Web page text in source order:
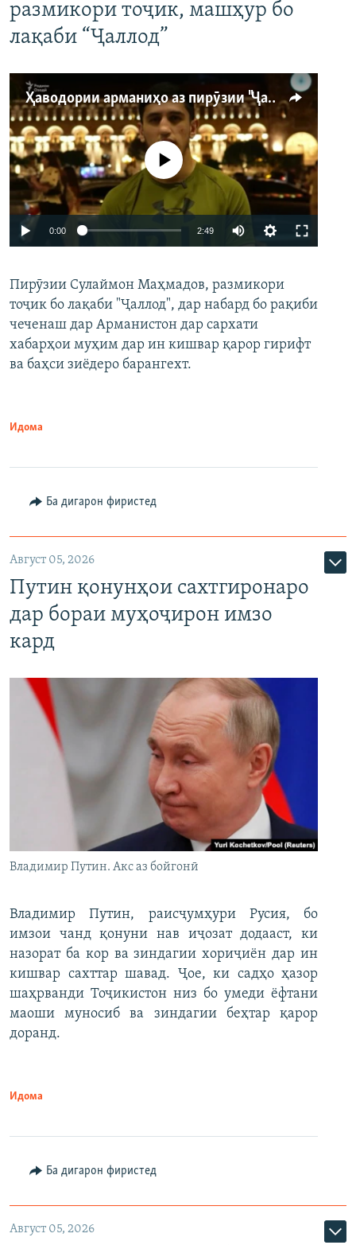
размикори тоҷик, машҳур бо
лақаби “Ҷаллод”
Ҳаводории арманиҳо аз пирӯзии "Ҷаллод"-и тоҷик
Auto 240p 360p 480p
720p 1080p
Феълан кор намекунад
0:00 2:49
360p
480p
Пирӯзии Сулаймон Маҳмадов, размикори
тоҷик бо лақаби "Ҷаллод", дар набард бо рақиби
чеченаш дар Арманистон дар сархати
хабарҳои муҳим дар ин кишвар қарор гирифт
ва баҳси зиёдеро барангехт.
Идома
Ба дигарон фиристед
Август 05, 2026
Путин қонунҳои сахтгиронаро
дар бораи муҳоҷирон имзо
кард
Владимир Путин. Акс аз бойгонӣ
Владимир Путин, раисҷумҳури Русия, бо
имзои чанд қонуни нав иҷозат додааст, ки
назорат ба кор ва зиндагии хориҷиён дар ин
кишвар сахттар шавад. Ҷое, ки садҳо ҳазор
шаҳрванди Тоҷикистон низ бо умеди ёфтани
маоши муносиб ва зиндагии беҳтар қарор
доранд.
Идома
Ба дигарон фиристед
Август 05, 2026